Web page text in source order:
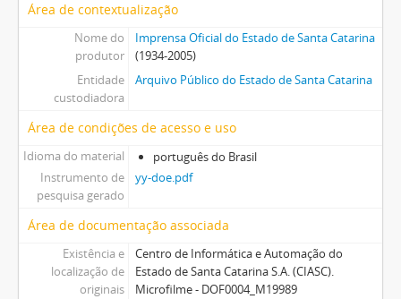
Área de contextualização
Nome do
produtor
Imprensa Oficial do Estado de Santa Catarina
(1934-2005)
Entidade
custodiadora
Arquivo Público do Estado de Santa Catarina
Área de condições de acesso e uso
Idioma do material
português do Brasil
Instrumento de
pesquisa gerado
yy-doe.pdf
Área de documentação associada
Existência e
localização de
originais
Centro de Informática e Automação do
Estado de Santa Catarina S.A. (CIASC).
Microfilme - DOF0004_M19989